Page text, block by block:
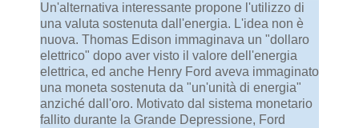
Un'alternativa interessante propone l'utilizzo di
una valuta sostenuta dall'energia. L'idea non è
nuova. Thomas Edison immaginava un "dollaro
elettrico" dopo aver visto il valore dell'energia
elettrica, ed anche Henry Ford aveva immaginato
una moneta sostenuta da "un'unità di energia"
anziché dall'oro. Motivato dal sistema monetario
fallito durante la Grande Depressione, Ford